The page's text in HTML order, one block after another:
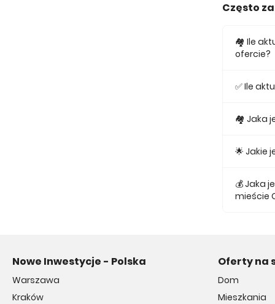
Często
🏘️ Ile
ofercie?
✅ Ile
🏘 Jaka
🌟 Jakie
💰 Jaka
mieście
Nowe Inwestycje - Polska
Warszawa
Kraków
Oferty na
Dom
Mieszkania